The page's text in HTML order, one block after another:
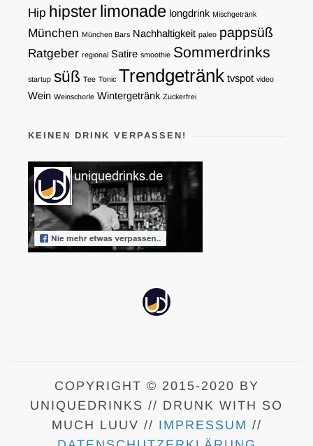
Hip hipsterlimonade longdrink Mischgetränk
München München Bars Nachhaltigkeit paleo pappsüß
Ratgeber regional Satire smoothie Sommerdrinks
startup süß Tee Tonic Trendgetränk tvspot video
Wein Weinschorle Wintergetränk Zuckerfrei
KEINEN DRINK VERPASSEN!
COPYRIGHT © 2015-2020 BY
UNIQUEDRINKS // DRUNK WITH SO
MUCH LUUV // IMPRESSUM //